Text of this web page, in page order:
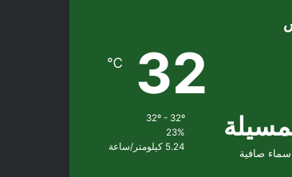
سماء صافية
32
℃
32º - 32º
23%
5.24 كيلومتر/ساعة